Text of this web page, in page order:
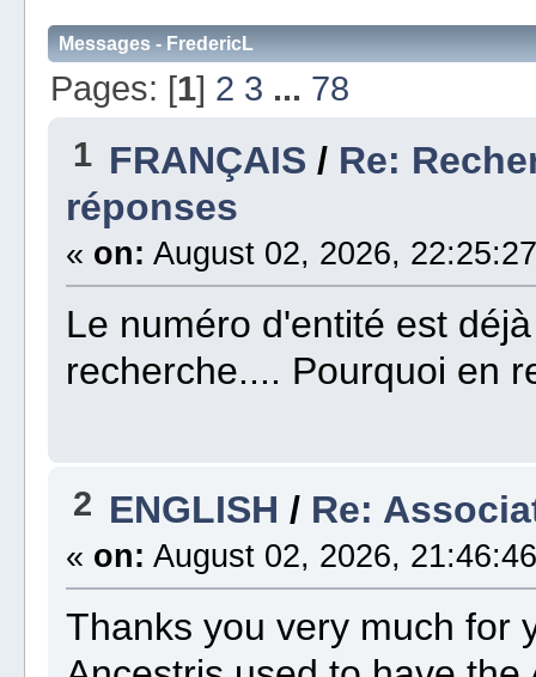
Messages - FredericL
Pages: [1] 2 3 ... 78
1 FRANÇAIS / Re:
réponses
« on: August 02, 2026,
Le numéro d'entité est
recherche.... Pourquoi en
2 ENGLISH / Re:
« on: August 02, 2026,
Thanks you very much for